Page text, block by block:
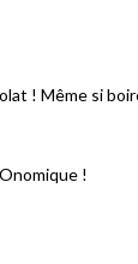
! Même si
!